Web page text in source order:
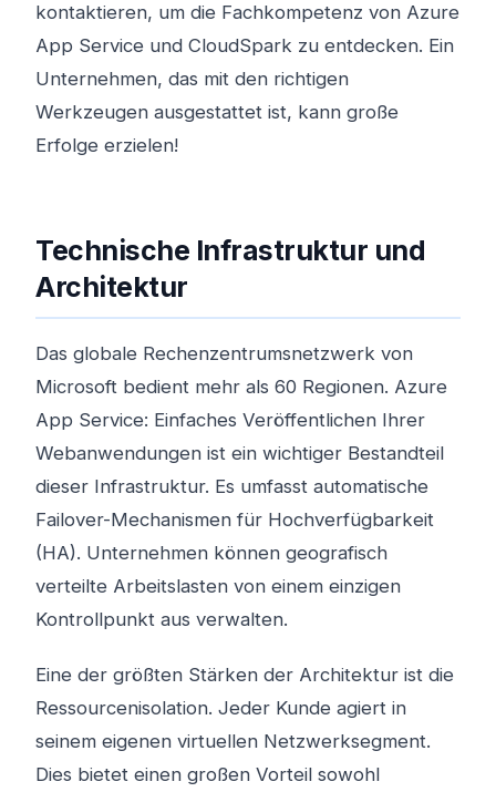
kontaktieren, um die Fachkompetenz von Azure
App Service und CloudSpark zu entdecken. Ein
Unternehmen, das mit den richtigen
Werkzeugen ausgestattet ist, kann große
Erfolge erzielen!
Technische Infrastruktur und
Architektur
Das globale Rechenzentrumsnetzwerk von
Microsoft bedient mehr als 60 Regionen. Azure
App Service: Einfaches Veröffentlichen Ihrer
Webanwendungen ist ein wichtiger Bestandteil
dieser Infrastruktur. Es umfasst automatische
Failover-Mechanismen für Hochverfügbarkeit
(HA). Unternehmen können geografisch
verteilte Arbeitslasten von einem einzigen
Kontrollpunkt aus verwalten.
Eine der größten Stärken der Architektur ist die
Ressourcenisolation. Jeder Kunde agiert in
seinem eigenen virtuellen Netzwerksegment.
Dies bietet einen großen Vorteil sowohl